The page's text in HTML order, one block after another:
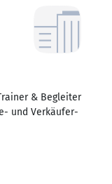
& Begleiter
und Verkäufer-